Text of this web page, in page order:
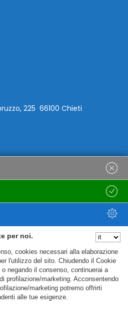
225 66100 Chieti
per noi.
cookies necessari alla elaborazione
l'utilizzo del sito. Chiudendo il Cookie
negando il consenso, continuerai a
profilazione/marketing. Acconsentendo
marketing potremo offrirti
alle tue esigenze.